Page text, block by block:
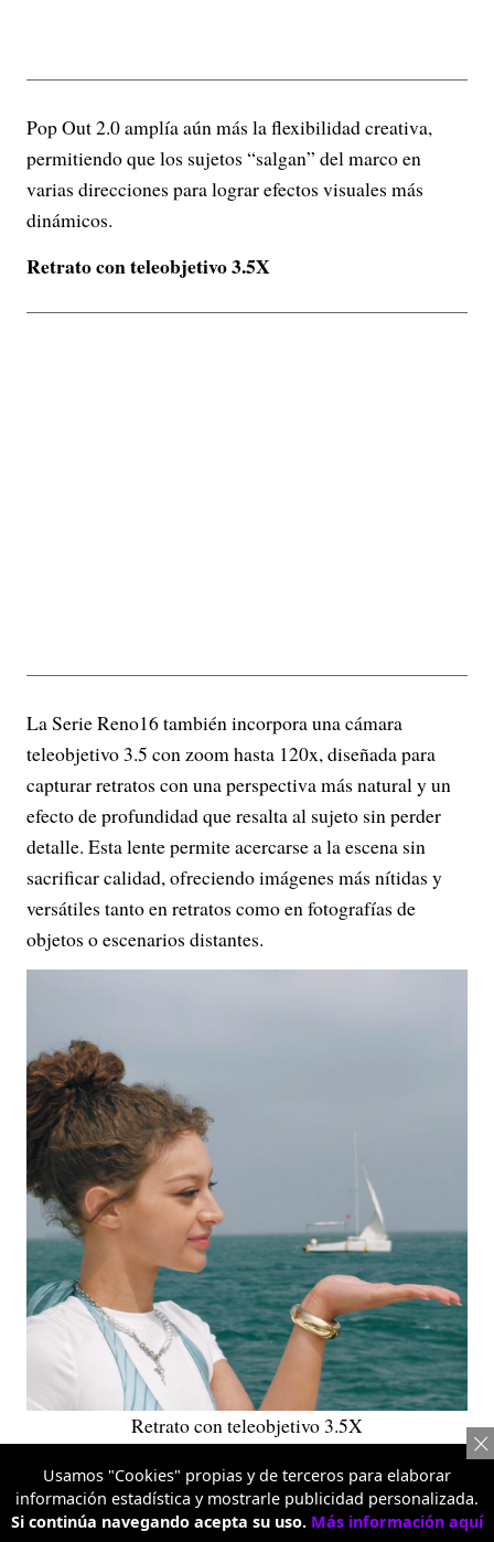
Pop Out 2.0 amplía aún más la flexibilidad creativa,
permitiendo que los sujetos “salgan” del marco en
varias direcciones para lograr efectos visuales más
dinámicos.
Retrato con teleobjetivo 3.5X
La Serie Reno16 también incorpora una cámara
teleobjetivo 3.5 con zoom hasta 120x, diseñada para
capturar retratos con una perspectiva más natural y un
efecto de profundidad que resalta al sujeto sin perder
detalle. Esta lente permite acercarse a la escena sin
sacrificar calidad, ofreciendo imágenes más nítidas y
versátiles tanto en retratos como en fotografías de
objetos o escenarios distantes.
Retrato con teleobjetivo 3.5X
Diseño de Planetas 3D Pop
Usamos "Cookies" propias y de terceros para elaborar
información estadística y mostrarle publicidad personalizada.
Si continúa navegando acepta su uso. Más información aquí